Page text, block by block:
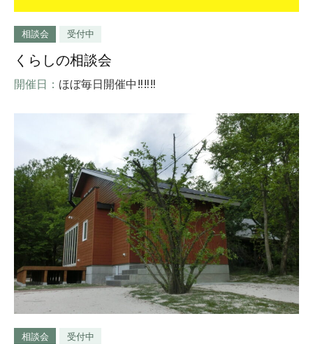
相談会 受付中
くらしの相談会
開催日： ほぼ毎日開催中‼‼‼
相談会 受付中